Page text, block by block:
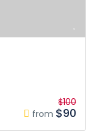
from
$100
$90